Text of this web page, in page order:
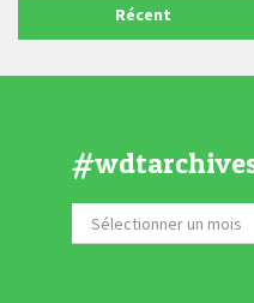
Récent